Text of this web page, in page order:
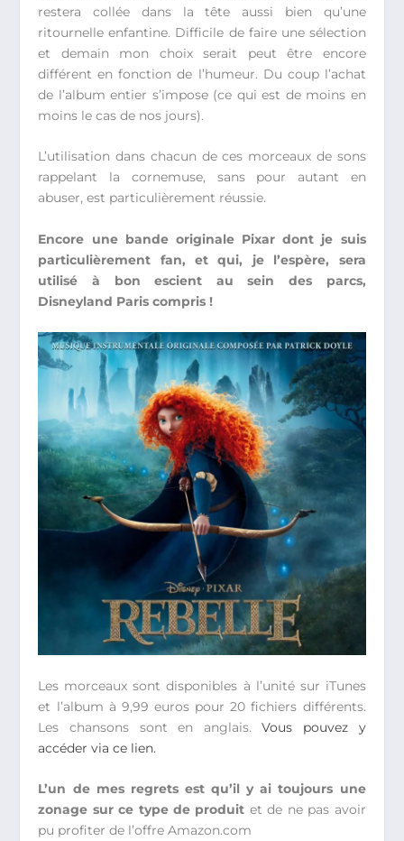
restera collée dans la tête aussi bien qu’une
ritournelle enfantine. Difficile de faire une sélection
et demain mon choix serait peut être encore
différent en fonction de l’humeur. Du coup l’achat
de l’album entier s’impose (ce qui est de moins en
moins le cas de nos jours).
L’utilisation dans chacun de ces morceaux de sons
rappelant la cornemuse, sans pour autant en
abuser, est particulièrement réussie.
Encore une bande originale Pixar dont je suis
particulièrement fan, et qui, je l’espère, sera
utilisé à bon escient au sein des parcs,
Disneyland Paris compris !
Les morceaux sont disponibles à l’unité sur iTunes
et l’album à 9,99 euros pour 20 fichiers différents.
Les chansons sont en anglais.Vous pouvez y
accéder via ce lien.
L’un de mes regrets est qu’il y ai toujours une
zonage sur ce type de produit et de ne pas avoir
pu profiter de l’offre Amazon.com